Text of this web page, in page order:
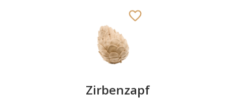
Warenkorb
Zirbenzapfen